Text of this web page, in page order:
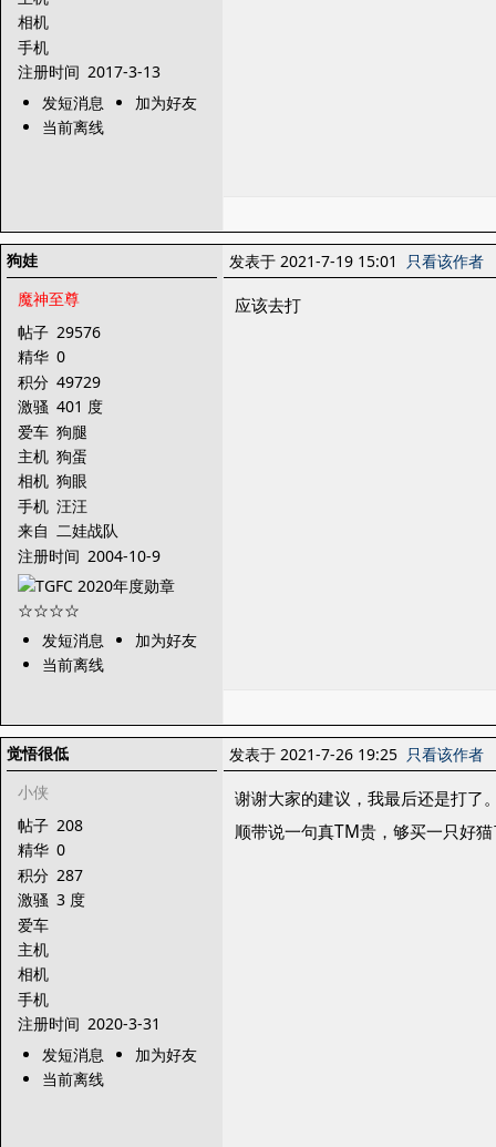
相机
手机
注册时间 2017-3-13
发短消息
加为好友
当前离线
狗娃
魔神至尊
帖子 29576
精华 0
积分 49729
激骚 401 度
爱车 狗腿
主机 狗蛋
相机 狗眼
手机 汪汪
来自 二娃战队
注册时间 2004-10-9
发短消息
加为好友
当前离线
发表于 2021-7-19 15:01 只看该作者
应该去打
觉悟很低
小侠
帖子 208
精华 0
积分 287
激骚 3 度
爱车
主机
相机
手机
注册时间 2020-3-31
发短消息
加为好友
当前离线
发表于 2021-7-26 19:25 只看该作者
谢谢大家的建议，我最后还是打了
顺带说一句真TM贵，够买一只好